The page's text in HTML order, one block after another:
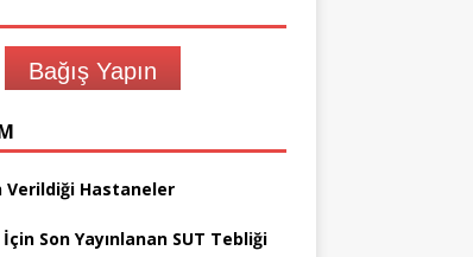
Bağış Yapın
Verildiği Hastaneler
İçin Son Yayınlanan SUT Tebliği